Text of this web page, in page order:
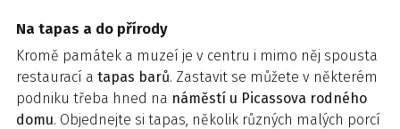
Na tapas a do přírody
Kromě památek a muzeí je v centru i mimo něj spousta
restaurací a tapas barů. Zastavit se můžete v některém
podniku třeba hned na náměstí u Picassova rodného
domu. Objednejte si tapas, několik různých malých porcí